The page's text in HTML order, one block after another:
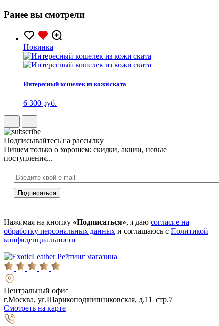
Ранее вы смотрели
Новинка
Интересный кошелек из кожи ската
6 300 руб.
Подписывайтесь на рассылку
Пишем только о хорошем: скидки, акции, новые
поступления...
Нажимая на кнопку «Подписаться», я даю согласие на
обработку персональных данных и соглашаюсь с Политикой
конфиденциальности
Рейтинг магазина
Центральный офис
г.Москва, ул.Шарикоподшипниковская, д.11, стр.7
Смотреть на карте